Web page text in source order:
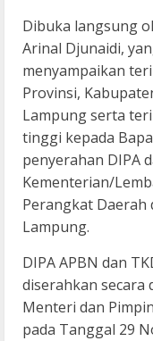
Dibuka langsung
Arinal Djunaidi,
menyampaikan
Provinsi,
Lampung serta
tinggi kepada
penyerahan DIPA
Kementerian/
Perangkat Daerah
Lampung.
DIPA APBN dan
diserahkan secara
Menteri dan
pada Tanggal 29